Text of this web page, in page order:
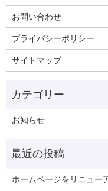
お問い合わせ
プライバシーポリシー
サイトマップ
お知らせ
ホームページをリニュー